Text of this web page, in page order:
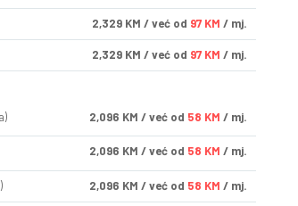
2,329 KM / već od 97 KM / mj.
2,329 KM / već od 97 KM / mj.
2,096 KM / već od 58 KM / mj.
2,096 KM / već od 58 KM / mj.
2,096 KM / već od 58 KM / mj.